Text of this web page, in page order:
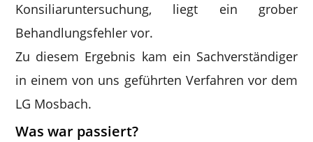
Konsiliaruntersuchung, liegt ein grober
Behandlungsfehler vor.
Zu diesem Ergebnis kam ein Sachverständiger
in einem von uns geführten Verfahren vor dem
LG Mosbach.
Was war passiert?